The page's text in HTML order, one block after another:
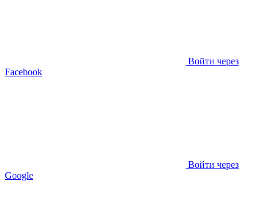
Войти через
Facebook
Войти через
Google